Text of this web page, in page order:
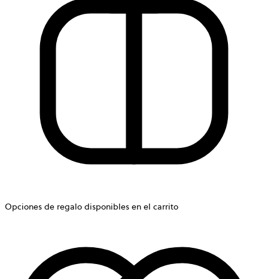
Opciones de regalo disponibles en el carrito